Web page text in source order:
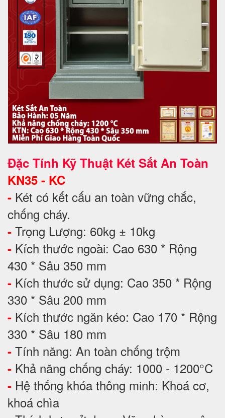
Đặc Tính Kỹ Thuật Két Sắt An Toàn
KN35 - KC
- Két có kết cấu an toàn vững chắc,
chống cháy.
- Trọng Lượng: 60kg ± 10kg
- Kích thước ngoài: Cao 630 * Rộng
430 * Sâu 350 mm
- Kích thước sử dụng: Cao 350 * Rộng
330 * Sâu 200 mm
- Kích thước ngăn kéo: Cao 170 * Rộng
330 * Sâu 180 mm
- Tính năng: An toàn chống trộm
- Khả năng chống cháy: 1000 - 1200°C
- Hệ thống khóa thông minh: Khoá cơ,
khoá chìa